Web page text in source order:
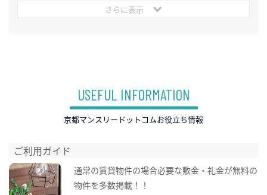
さらに表示
USEFUL INFORMATION
京都マンスリードットコムお役立ち情報
ご利用ガイド
通常の賃貸物件の場合必要な敷金・礼金が無料の
物件を多数掲載！！